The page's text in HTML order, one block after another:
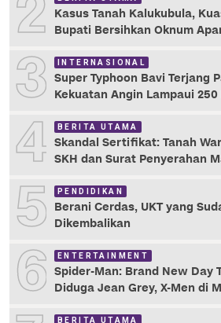
2
Kasus Tanah Kalukubula,
Bupati Bersihkan Oknum
3 INTERNASIONAL
Super Typhoon Bavi Terjang
Kekuatan Angin Lampaui 250
4 BERITA UTAMA
Skandal Sertifikat: Tanah
SKH dan Surat Penyerahan
5 PENDIDIKAN
Berani Cerdas, UKT yang
Dikembalikan
6 ENTERTAINMENT
Spider-Man: Brand New Day
Diduga Jean Grey, X-Men di
BERITA UTAMA